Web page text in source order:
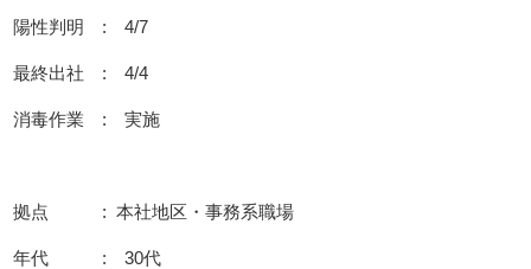
陽性判明 : 4/7
最終出社 : 4/4
消毒作業 : 実施
拠点 : 本社地区・事務系職場
年代 : 30代